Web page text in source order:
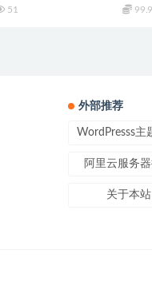
51 99.9
外部推荐
WordPresss主
阿里云服务
关于本站